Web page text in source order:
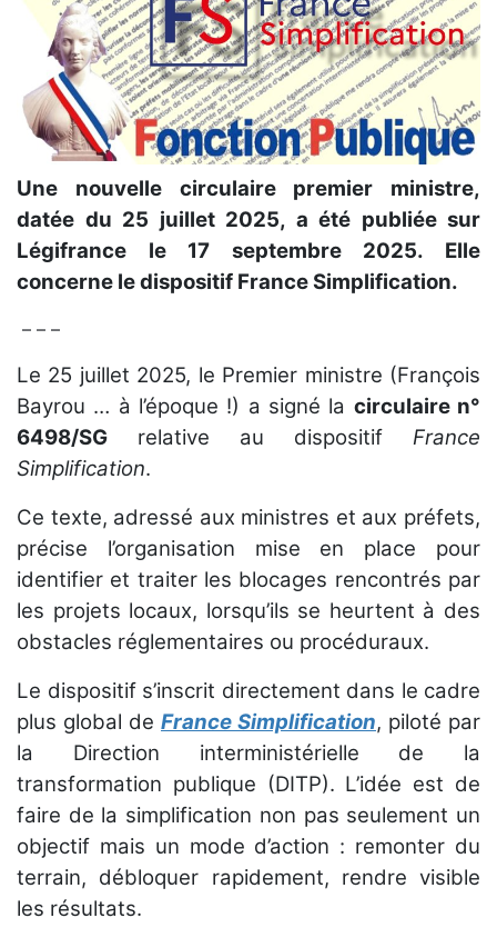
Une nouvelle circulaire premier ministre,
datée du 25 juillet 2025, a été publiée sur
Légifrance le 17 septembre 2025. Elle
concerne le dispositif France Simplification.
– – –
Le 25 juillet 2025, le Premier ministre (François
Bayrou … à l’époque !) a signé la circulaire n°
6498/SG relative au dispositif France
Simplification.
Ce texte, adressé aux ministres et aux préfets,
précise l’organisation mise en place pour
identifier et traiter les blocages rencontrés par
les projets locaux, lorsqu’ils se heurtent à des
obstacles réglementaires ou procéduraux.
Le dispositif s’inscrit directement dans le cadre
plus global de France Simplification, piloté par
la Direction interministérielle de la
transformation publique (DITP). L’idée est de
faire de la simplification non pas seulement un
objectif mais un mode d’action : remonter du
terrain, débloquer rapidement, rendre visible
les résultats.